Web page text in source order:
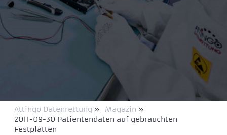
Attingo Datenrettung » Magazin »
2011-09-30 Patientendaten auf gebrauchten
Festplatten